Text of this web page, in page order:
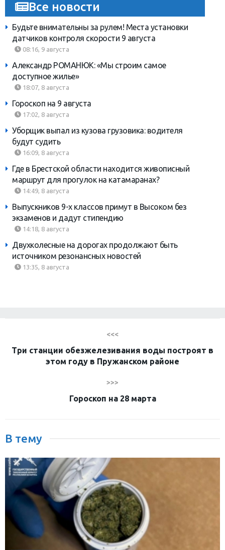
Все новости
Будьте внимательны за рулем! Места установки
датчиков контроля скорости 9 августа
08:16, 9 августа
Александр РОМАНЮК: «Мы строим самое
доступное жилье»
18:07, 8 августа
Гороскоп на 9 августа
17:02, 8 августа
Уборщик выпал из кузова грузовика: водителя
будут судить
16:09, 8 августа
Где в Брестской области находится живописный
маршрут для прогулок на катамаранах?
14:49, 8 августа
Выпускников 9-х классов примут в Высоком без
экзаменов и дадут стипендию
14:18, 8 августа
Двухколесные на дорогах продолжают быть
источником резонансных новостей
13:35, 8 августа
<<<
Три станции обезжелезивания воды построят в
этом году в Пружанском районе
>>>
Гороскоп на 28 марта
В тему